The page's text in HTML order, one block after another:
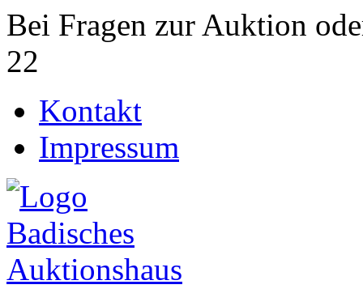
Bei Fragen zur Auktion
22
Kontakt
Impressum